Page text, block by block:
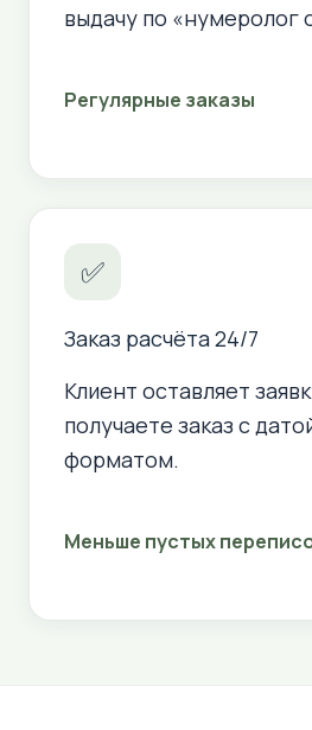
выдачу по «нумеролог
Регулярные заказы
✅
Заказ расчёта 24/7
Клиент оставляет
получаете заказ с
форматом.
Меньше пустых